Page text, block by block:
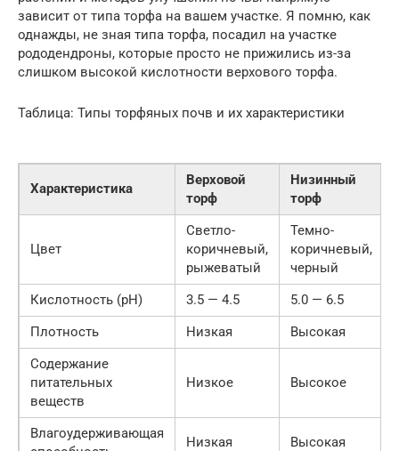
зависит от типа торфа на вашем участке. Я помню, как
однажды, не зная типа торфа, посадил на участке
рододендроны, которые просто не прижились из-за
слишком высокой кислотности верхового торфа.
Таблица: Типы торфяных почв и их характеристики
Характеристика
Верховой
торф
Низинный
торф
Цвет
Светло-
коричневый,
рыжеватый
Темно-
коричневый,
черный
Кислотность (pH)
3.5 — 4.5
5.0 — 6.5
Плотность
Низкая
Высокая
Содержание
питательных
веществ
Низкое Высокое
Влагоудерживающая
Низкая Высокая